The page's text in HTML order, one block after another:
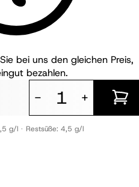
bei uns den gleichen Preis,
bezahlen.
- +
g/l Restsüße: 4,5 g/l